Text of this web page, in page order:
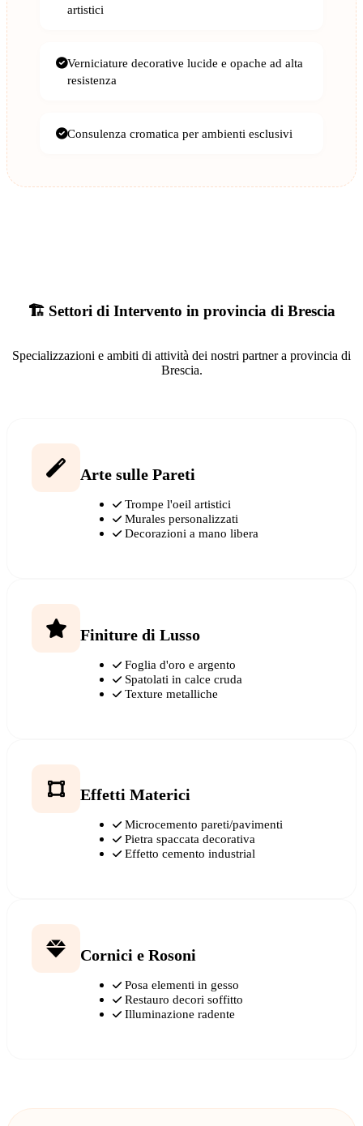
artistici
Verniciature decorative lucide e opache ad alta
resistenza
Consulenza cromatica per ambienti esclusivi
🏗️ Settori di Intervento in provincia di Brescia
Specializzazioni e ambiti di attività dei nostri partner a provincia di
Brescia.
Arte sulle Pareti
Trompe l'oeil artistici
Murales personalizzati
Decorazioni a mano libera
Finiture di Lusso
Foglia d'oro e argento
Spatolati in calce cruda
Texture metalliche
Effetti Materici
Microcemento pareti/pavimenti
Pietra spaccata decorativa
Effetto cemento industrial
Cornici e Rosoni
Posa elementi in gesso
Restauro decori soffitto
Illuminazione radente